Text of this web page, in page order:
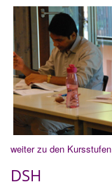
weiter zu den Kursstufen
DSH